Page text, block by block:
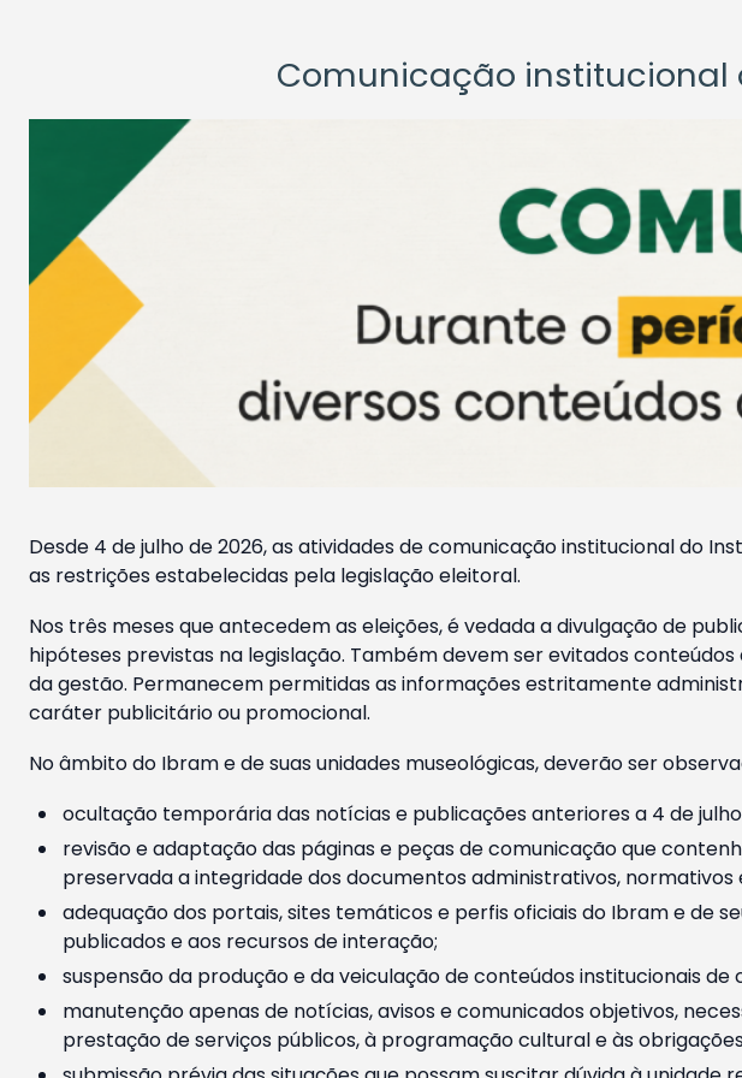
Comunicação institucional
Desde 4 de julho de 2026, as atividades de comunicação institucional do
as restrições estabelecidas pela legislação eleitoral.
Nos três meses que antecedem as eleições, é vedada a divulgação de
hipóteses previstas na legislação. Também devem ser evitados
da gestão. Permanecem permitidas as informações estritamente
caráter publicitário ou promocional.
No âmbito do Ibram e de suas unidades museológicas, deverão ser
ocultação temporária das notícias e publicações anteriores a 4 de
revisão e adaptação das páginas e peças de comunicação que
preservada a integridade dos documentos administrativos, normativos
adequação dos portais, sites temáticos e perfis oficiais do Ibram e de
publicados e aos recursos de interação;
suspensão da produção e da veiculação de conteúdos institucionais
manutenção apenas de notícias, avisos e comunicados objetivos,
prestação de serviços públicos, à programação cultural e às